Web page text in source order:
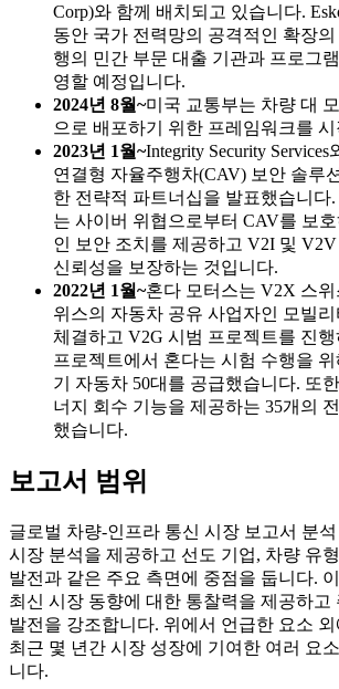
Corp)와 함께 배치되고 있습니다.
동안 국가 전력망의 공격적인 확장
행의 민간 부문 대출 기관과 프로그
영할 예정입니다.
2024년 8월~미국 교통부는 차량 대
으로 배포하기 위한 프레임워크를
2023년 1월~Integrity Security Services
연결형 자율주행차(CAV) 보안 솔루
한 전략적 파트너십을 발표했습니다
는 사이버 위협으로부터 CAV를 보
인 보안 조치를 제공하고 V2I 및
신뢰성을 보장하는 것입니다.
2022년 1월~혼다 모터스는 V2X 스
위스의 자동차 공유 사업자인 모빌
체결하고 V2G 시범 프로젝트를 진행
프로젝트에서 혼다는 시험 수행을
기 자동차 50대를 공급했습니다. 또
너지 회수 기능을 제공하는 35개의
했습니다.
보고서 범위
글로벌 차량-인프라 통신 시장 보고서 분
시장 분석을 제공하고 선도 기업, 차량 유
발전과 같은 주요 측면에 중점을 둡니다.
최신 시장 동향에 대한 통찰력을 제공하고
발전을 강조합니다. 위에서 언급한 요소
최근 몇 년간 시장 성장에 기여한 여러 요
니다.